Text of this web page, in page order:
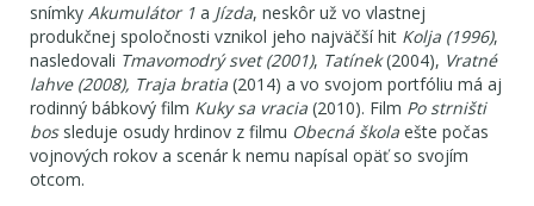
snímky Akumulátor 1 a Jízda, neskôr už vo vlastnej
produkčnej spoločnosti vznikol jeho najväčší hit Kolja (1996),
nasledovali Tmavomodrý svet (2001), Tatínek(2004), Vratné
lahve (2008), Traja bratia (2014) a vo svojom portfóliu má aj
rodinný bábkový film Kuky sa vracia (2010). Film Po strništi
bossleduje osudy hrdinov z filmu Obecná škola ešte počas
vojnových rokov a scenár k nemu napísal opäť so svojím
otcom.